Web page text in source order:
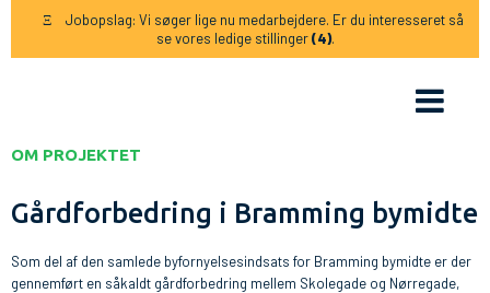
Ξ
Jobopslag: Vi søger lige nu medarbejdere. Er du interesseret så
se vores ledige stillinger(4).
OM PROJEKTET
Gårdforbedring i Bramming bymidte
Som del af den samlede byfornyelsesindsats for Bramming bymidte er der
gennemført en såkaldt gårdforbedring mellem Skolegade og Nørregade,